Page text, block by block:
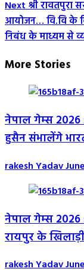
Nextश्री रावतपुरा
आयोजन… वि.वि के
निबंध के माध्यम से
More Stories
नेपाल गेम्स
हुसैन संभालेंगे
rakesh Yadav
नेपाल गेम्स 2026 :
रायपुर के
rakesh Yadav